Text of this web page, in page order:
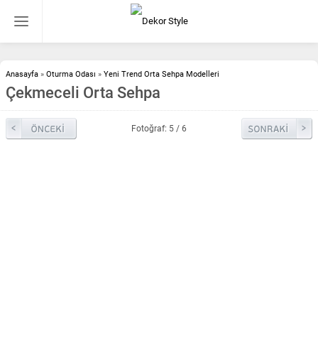
Anasayfa » Oturma Odası » Yeni Trend Orta Sehpa Modelleri
Çekmeceli Orta Sehpa
Fotoğraf: 5 / 6